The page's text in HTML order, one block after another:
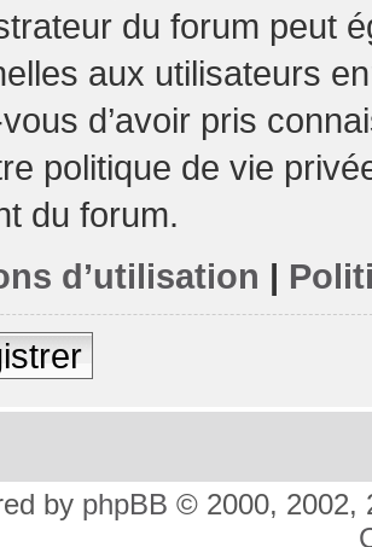
du forum peut
aux utilisateurs
d’avoir pris
politique de vie
du forum.
d’utilisation |
by phpBB © 2000, 2002,